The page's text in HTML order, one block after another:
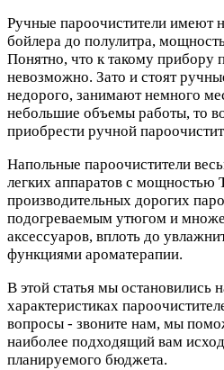
Ручные пароочистители имеют
бойлера до полулитра,
Понятно, что к такому прибору
невозможно. Зато и стоят
недорого, занимают немного
небольшие объемы работы, то
приобрести ручной
Напольные пароочистители
легких аппаратов с мощностью
производительных дорогих
подогреваемым утюгом и
аксессуаров, вплоть до
функциями ароматерапии.
В этой статья мы остановились
характеристиках
вопросы - звоните нам, мы
наиболее подходящий вам
планируемого бюджета.